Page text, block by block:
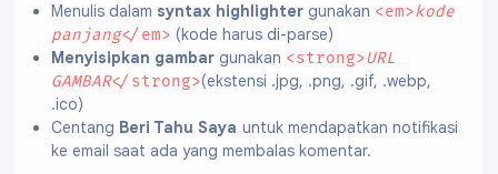
Menulis dalam syntax highlightergunakan <em>kode
panjang</em> (kode harus di-parse)
Menyisipkan gambargunakan <strong>URL
GAMBAR</strong>(ekstensi .jpg, .png, .gif, .webp,
.ico)
Centang Beri Tahu Saya untuk mendapatkan notifikasi
ke email saat ada yang membalas komentar.